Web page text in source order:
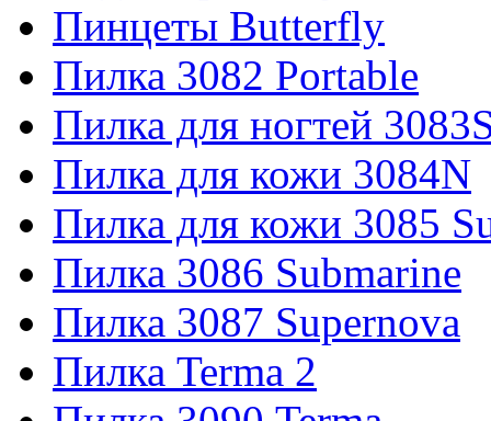
Пинцеты Butterfly
Пилка 3082 Portable
Пилка для ногтей
Пилка для кожи 3084N
Пилка для кожи 3085
Пилка 3086 Submarine
Пилка 3087 Supernova
Пилка Terma 2